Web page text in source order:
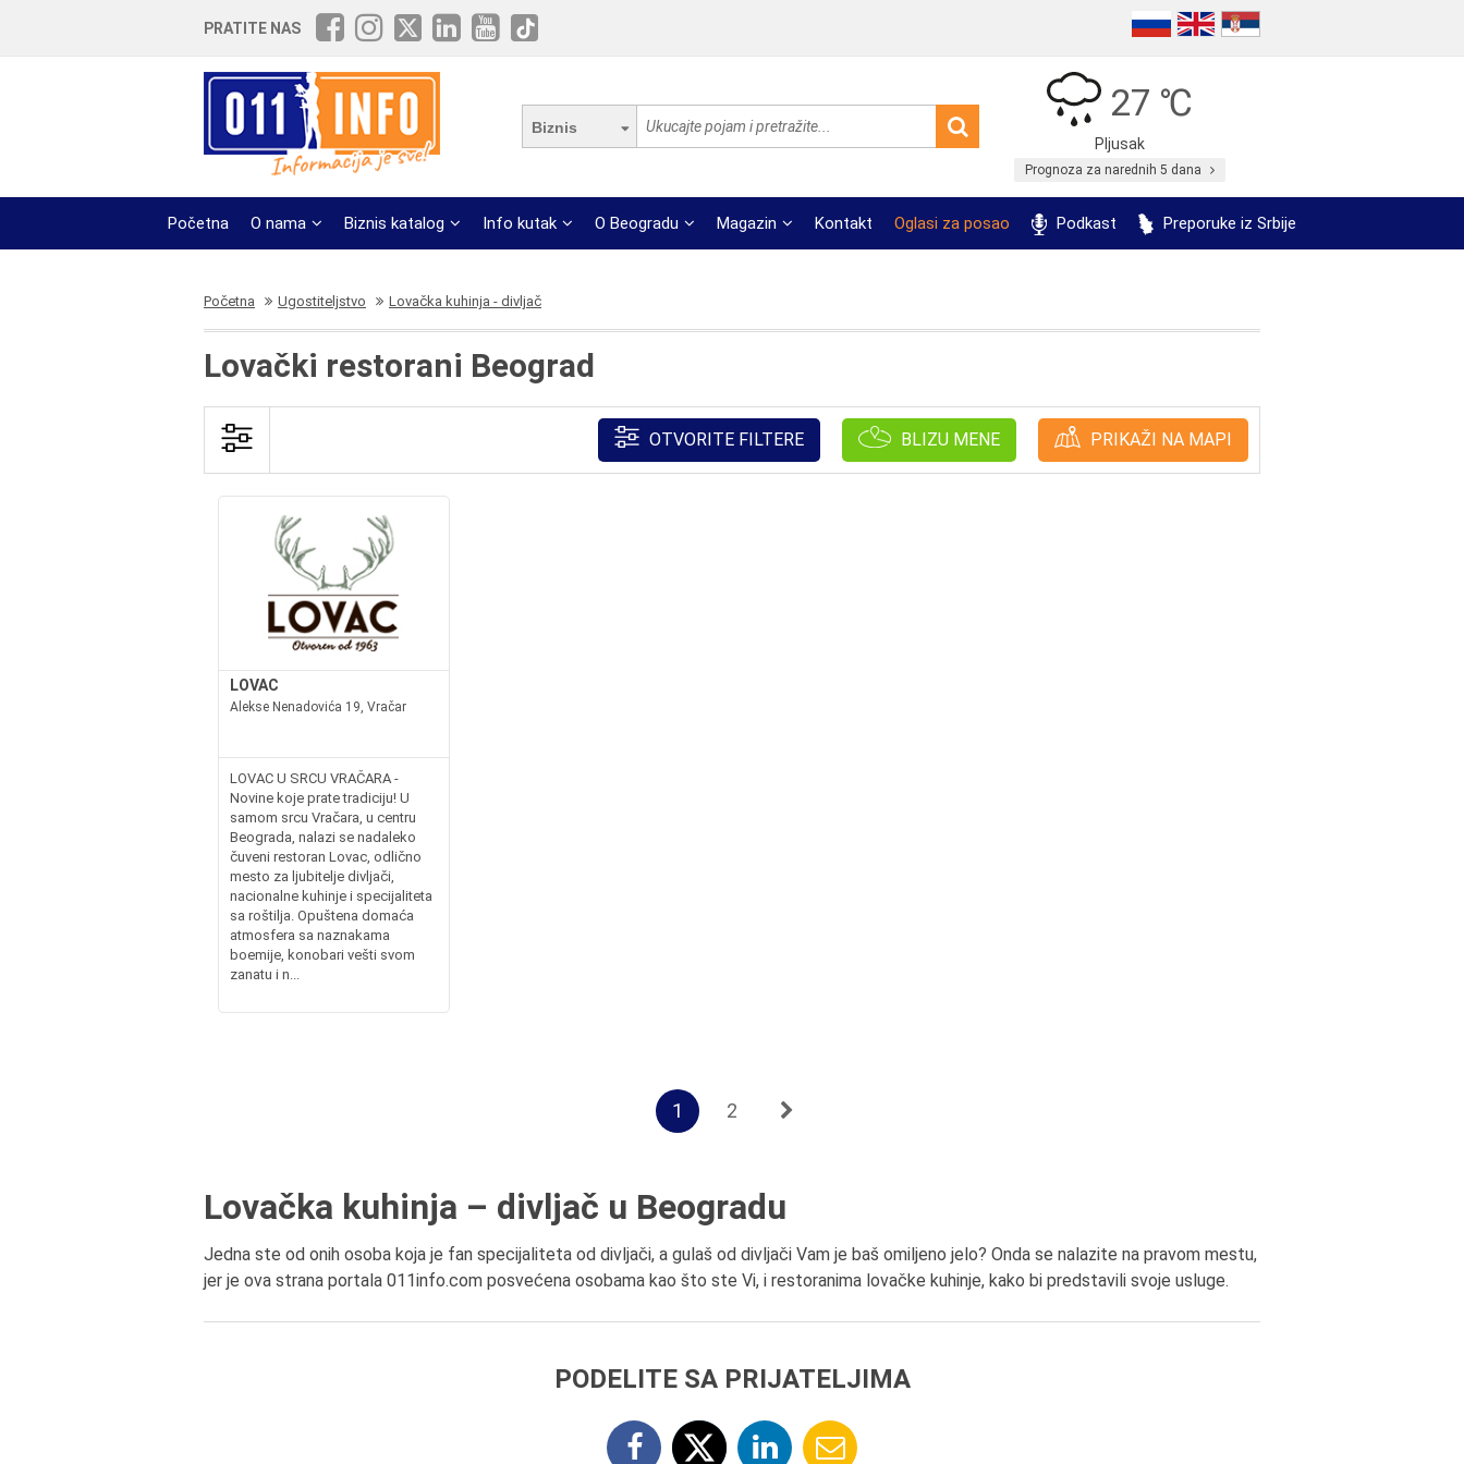
PRATITE NAS
Biznis
27 ℃
Pljusak
Prognoza za narednih 5 dana
Početna O nama Biznis katalog Info kutak O Beogradu Magazin Kontakt Oglasi za posao Podkast Preporuke iz Srbije
Početna Ugostiteljstvo Lovačka kuhinja - divljač
Lovački restorani Beograd
OTVORITE FILTERE BLIZU MENE PRIKAŽI NA MAPI
LOVAC
Alekse Nenadovića 19, Vračar
LOVAC U SRCU VRAČARA -
Novine koje prate tradiciju! U
samom srcu Vračara, u centru
Beograda, nalazi se nadaleko
čuveni restoran Lovac, odlično
mesto za ljubitelje divljači,
nacionalne kuhinje i specijaliteta
sa roštilja. Opuštena domaća
atmosfera sa naznakama
boemije, konobari vešti svom
zanatu i n...
1 2
Lovačka kuhinja – divljač u Beogradu
Jedna ste od onih osoba koja je fan specijaliteta od divljači, a gulaš od divljači Vam je baš omiljeno jelo? Onda se nalazite na pravom mestu,
jer je ova strana portala 011info.com posvećena osobama kao što ste Vi, i restoranima lovačke kuhinje, kako bi predstavili svoje usluge.
PODELITE SA PRIJATELJIMA